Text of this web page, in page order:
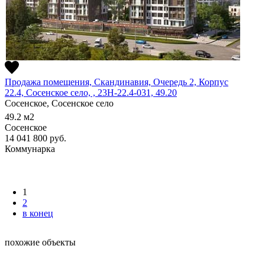
Продажа помещения, Скандинавия, Очередь 2, Корпус
22.4, Сосенское село, , 23Н-22.4-031, 49.20
Сосенское, Сосенское село
49.2 м2
Сосенское
14 041 800 руб.
Коммунарка
1
2
в конец
похожие объекты